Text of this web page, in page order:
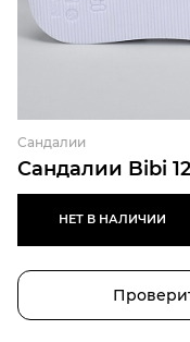
Сандалии Bibi
Сандалии
НЕТ В НАЛИЧИИ